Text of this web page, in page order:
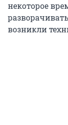
некоторое
возникли